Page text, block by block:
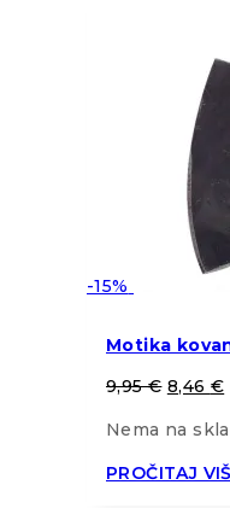
-15%
Motika
9,95€ 8,46 €
Nema na
PROČITAJ